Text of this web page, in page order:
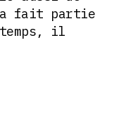
fait partie
temps, il